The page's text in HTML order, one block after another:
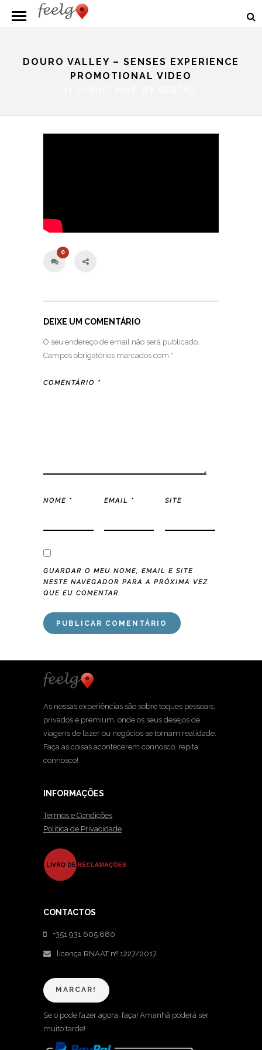
DOURO VALLEY – SENSES EXPERIENCE
PROMOTIONAL VIDEO
0
DEIXE UM COMENTÁRIO
O seu endereço de email não será publicado.
Campos obrigatórios marcados com *
COMENTÁRIO *
NOME * EMAIL * SITE
GUARDAR O MEU NOME, EMAIL E SITE
NESTE NAVEGADOR PARA A PRÓXIMA VEZ
QUE EU COMENTAR.
As nossas experiências são sobre toques pessoais,
privados e premium, onde os seus desejos de
viagens de lazer ou negócios se tornam realidade.
Faça as coisas acontecerem connosco, repita
connosco!
INFORMAÇÕES
Termos e Condições
Política de Privacidade
CONTACTOS
+351 931 605 880
licença RNAAT nº 1227/2017
MARCAR!
Se o pode fazer agora, faça! Amanhã poderá ser
muito tarde!